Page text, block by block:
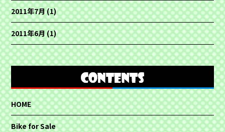
2011年7月(1)
2011年6月(1)
HOME
Bike for Sale